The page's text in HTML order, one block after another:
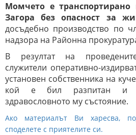
Момчето е
Загора без опасност за
досъдебно производство по
надзора на Районна
В резултат на
служители оперативно-
установен собственника на
кой е бил разпитан и
здравословното му състояние.
Ако материалът Ви харесва,
споделете с приятелите си.